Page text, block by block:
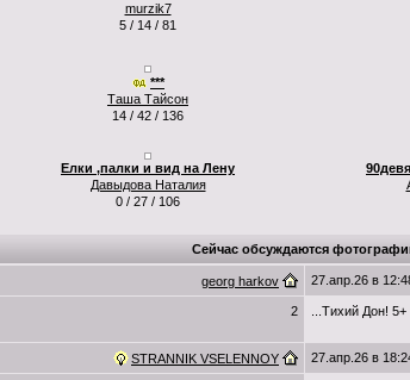
murzik7
5 / 14 / 81
***
Таша Тайсон
14 / 42 / 136
Елки ,палки и вид на Лену
Давыдова Наталия
0 / 27 / 106
Сейчас обсуждаются
georg harkov 27.апр.26 в
2 ...Тихий Дон! 5+
STRANNIK VSELENNOY 27.апр.26 в